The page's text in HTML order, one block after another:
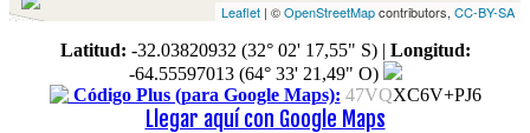
Leaflet | ©OpenStreetMapcontributors, CC-BY-SA
Latitud: -32.03820932 (32° 02' 17,55" S)| Longitud:
-64.55597013 (64° 33' 21,49" O)
Código Plus (para Google Maps): 47VQXC6V+PJ6
Llegar aquí con Google Maps